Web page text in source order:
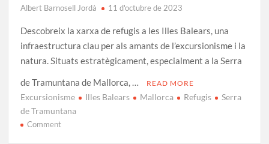
Albert Barnosell Jordà 11 d'octubre de 2023
Descobreix la xarxa de refugis a les Illes Balears, una
infraestructura clau per als amants de l’excursionisme i la
natura. Situats estratègicament, especialment a la Serra
de Tramuntana de Mallorca, …
READ MORE
Excursionisme Illes Balears Mallorca Refugis
Serra
de Tramuntana
Commenton